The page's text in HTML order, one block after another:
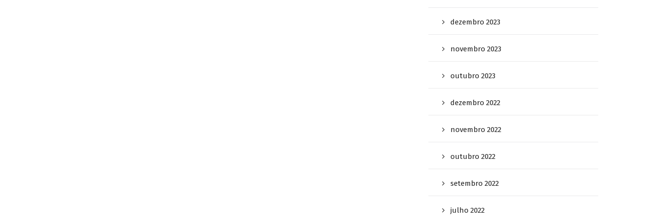
dezembro 2023
novembro 2023
outubro 2023
dezembro 2022
novembro 2022
outubro 2022
setembro 2022
julho 2022